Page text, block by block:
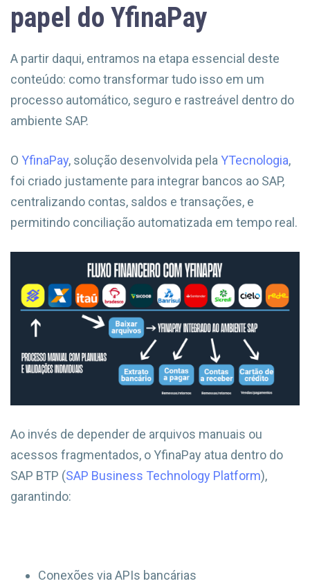
papel do YfinaPay
A partir daqui, entramos na etapa essencial deste
conteúdo: como transformar tudo isso em um
processo automático, seguro e rastreável dentro do
ambiente SAP.
O YfinaPay, solução desenvolvida pelaYTecnologia,
foi criado justamente para integrar bancos ao SAP,
centralizando contas, saldos e transações, e
permitindo conciliação automatizada em tempo real.
Ao invés de depender de arquivos manuais ou
acessos fragmentados, o YfinaPay atua dentro do
SAP BTP (SAP Business Technology Platform),
garantindo:
Conexões via APIs bancárias